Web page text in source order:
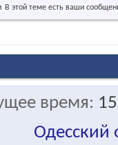
В этой теме есть ваши
время:
Одесский